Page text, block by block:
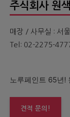
주식회사 원
매장 / 사무실 : 서
Tel: 02-2275-
노루페인트 65년!
견적 문의!